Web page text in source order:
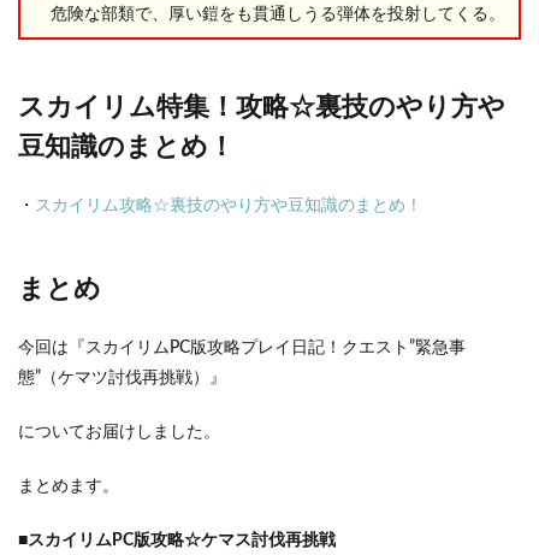
危険な部類で、厚い鎧をも貫通しうる弾体を投射してくる。
スカイリム特集！攻略☆裏技のやり方や
豆知識のまとめ！
・ スカイリム攻略☆裏技のやり方や豆知識のまとめ！
まとめ
今回は『スカイリムPC版攻略プレイ日記！クエスト”緊急事
態”（ケマツ討伐再挑戦）』
についてお届けしました。
まとめます。
■スカイリムPC版攻略☆ケマス討伐再挑戦